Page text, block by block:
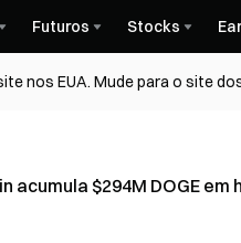
Futuros Stocks
nos EUA. Mude para o site
acumula $294M DOGE